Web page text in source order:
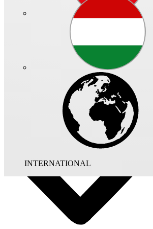
INTERNATIONAL
Nicht mehr im Programm!!!
Art.-Nr.: 04142 - 030
Hochwertige, leistungsstarke
Abmessungen für geringsten Platzbedarf.
Entlüftung bzw. zur Entrauchung von
Temperaturbereich wahlweise
300 °C/120 Min. oder
400 °C/120 Min. (im Entrauchungsbetrieb)